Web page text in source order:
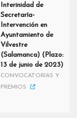
Interinidad de
Secretaría-
Intervención en
Ayuntamiento de
Vilvestre
(Salamanca) (Plazo:
13 de junio de 2023)
CONVOCATORIAS Y
PREMIOS